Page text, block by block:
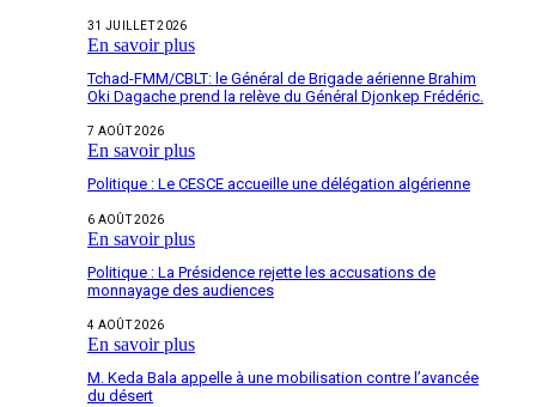
31 JUILLET 2026
En savoir plus
Tchad-FMM/CBLT: le Général de Brigade aérienne Brahim
Oki Dagache prend la relève du Général Djonkep Frédéric.
7 AOÛT 2026
En savoir plus
Politique : Le CESCE accueille une délégation algérienne
6 AOÛT 2026
En savoir plus
Politique : La Présidence rejette les accusations de
monnayage des audiences
4 AOÛT 2026
En savoir plus
M. Keda Bala appelle à une mobilisation contre l’avancée
du désert